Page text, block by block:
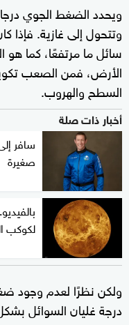
ويحدد الضغط الجوي
وتتحول إلى غازية. فإذا
سائل ما مرتفعًا، كما
الأرض، فمن الصعب
السطح والهروب.
أخبار ذات صلة
سافر
صغيرة
لكوكب
ولكن نظرًا لعدم وجود
درجة غليان السوائل